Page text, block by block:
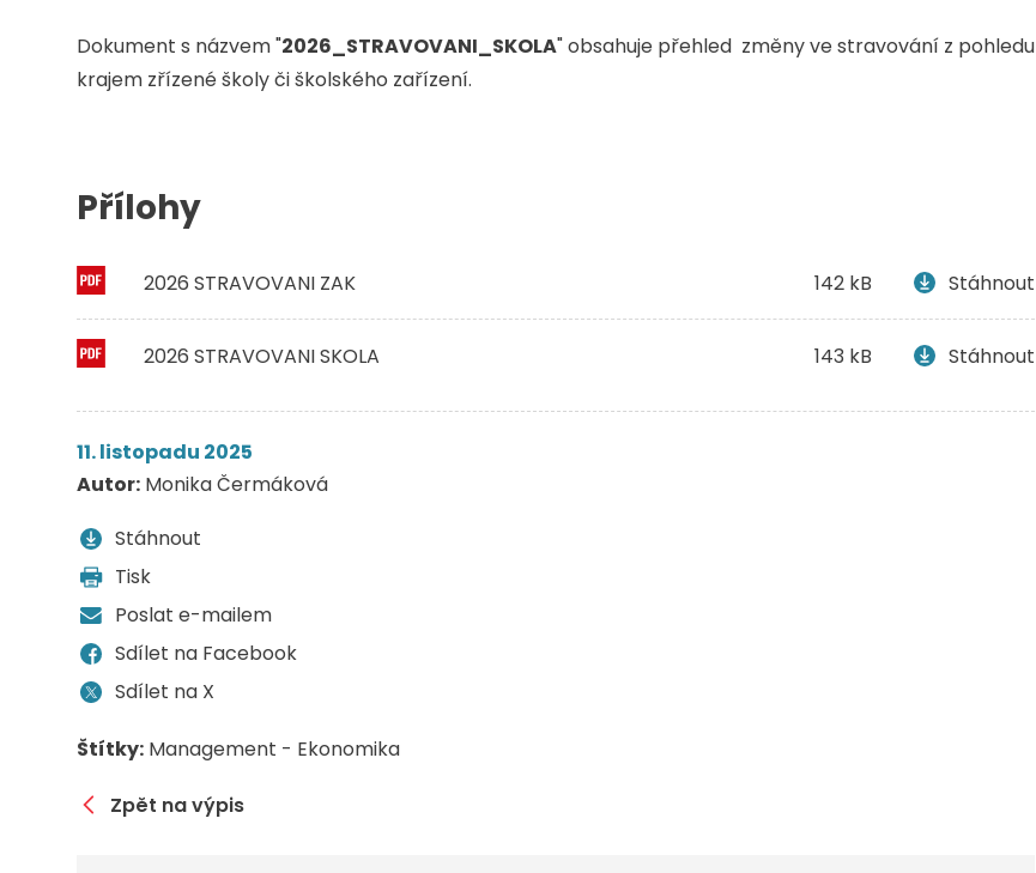
Dokument s názvem "2026_STRAVOVANI_SKOLA" obsahuje přehled změny ve stravování z pohledu
krajem zřízené školy či školského zařízení.
Přílohy
2026 STRAVOVANI ZAK 142 kB Stáhnout
2026 STRAVOVANI SKOLA 143 kB Stáhnout
11. listopadu 2025
Autor: Monika Čermáková
Stáhnout
Tisk
Poslat e-mailem
Sdílet na Facebook
Sdílet na X
Štítky: Management - Ekonomika
Zpět na výpis